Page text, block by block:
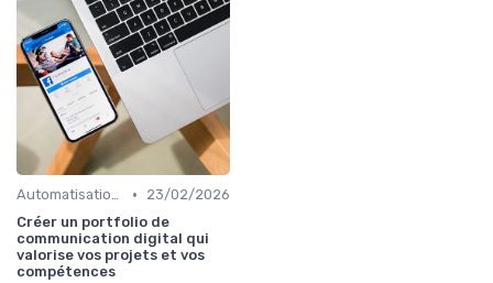
Automatisation du Marketing •
23/02/2026
Créer un portfolio de
communication digital qui
valorise vos projets et vos
compétences